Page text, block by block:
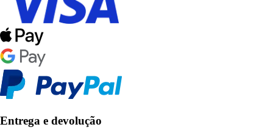
Entrega e devolução